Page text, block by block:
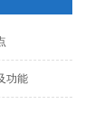
功能